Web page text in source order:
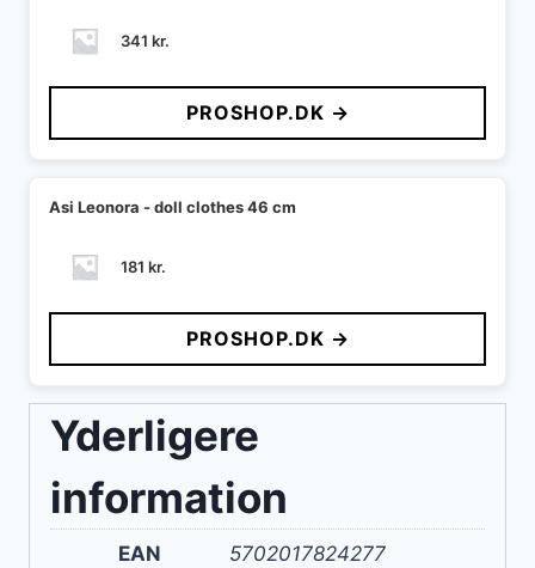
341 kr.
PROSHOP.DK →
Asi Leonora - doll clothes 46 cm
181 kr.
PROSHOP.DK →
Yderligere
information
EAN 5702017824277